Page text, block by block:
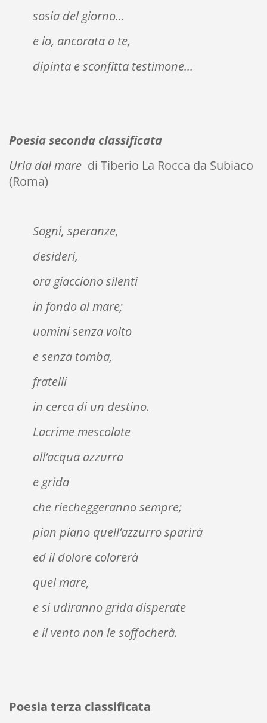
sosia del giorno...
e io, ancorata a te,
dipinta e sconfitta testimone...
Poesia seconda classificata
Urla dal mare di Tiberio La Rocca da Subiaco
(Roma)
Sogni, speranze,
desideri,
ora giacciono silenti
in fondo al mare;
uomini senza volto
e senza tomba,
fratelli
in cerca di un destino.
Lacrime mescolate
all’acqua azzurra
e grida
che riecheggeranno sempre;
pian piano quell’azzurro sparirà
ed il dolore colorerà
quel mare,
e si udiranno grida disperate
e il vento non le soffocherà.
Poesia terza classificata